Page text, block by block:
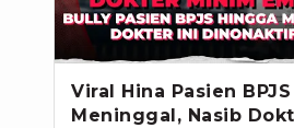
Viral Hina Pasien BPJS
Meninggal, Nasib